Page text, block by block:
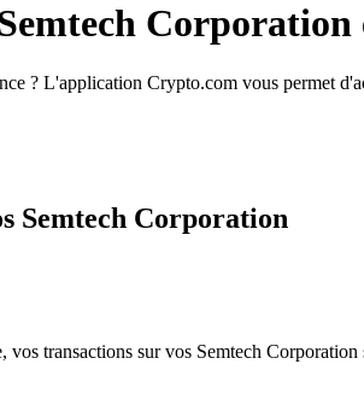
Corporation
? L'application Crypto.com vous permet
Semtech Corporation
transactions sur vos Semtech